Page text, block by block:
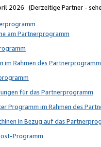
2026 (Derzeitige Partner -
am Partnerprogramm
im Rahmen des
für das Partnerprogramm
Programm im Rahmen des
in Bezug auf das
Programm